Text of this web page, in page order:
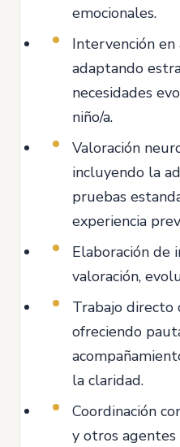
emocionales.
Intervención
adaptando
necesidades
niño/a.
Valoración
incluyendo la
pruebas
experiencia
Elaboración de
valoración,
Trabajo directo
ofreciendo
la claridad.
Coordinación
y otros agentes